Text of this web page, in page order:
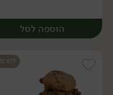
הוספה לסל
ללא